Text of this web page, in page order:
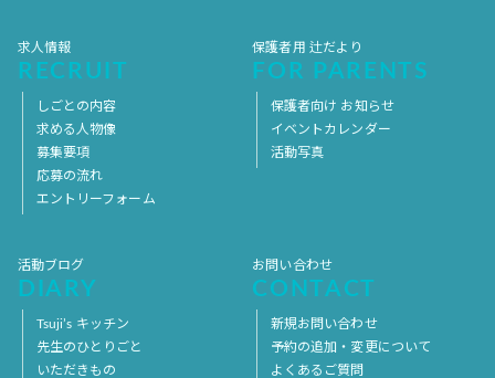
求人情報
RECRUIT
しごとの内容
求める人物像
募集要項
応募の流れ
エントリーフォーム
保護者用 辻だより
FOR PARENTS
保護者向け お知らせ
イベントカレンダー
活動写真
活動ブログ
DIARY
Tsuji’s キッチン
先生のひとりごと
いただきもの
お問い合わせ
CONTACT
新規お問い合わせ
予約の追加・変更について
よくあるご質問